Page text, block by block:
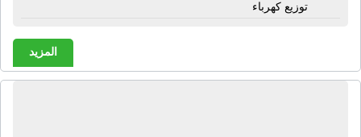
توزيع كهرباء
المزيد